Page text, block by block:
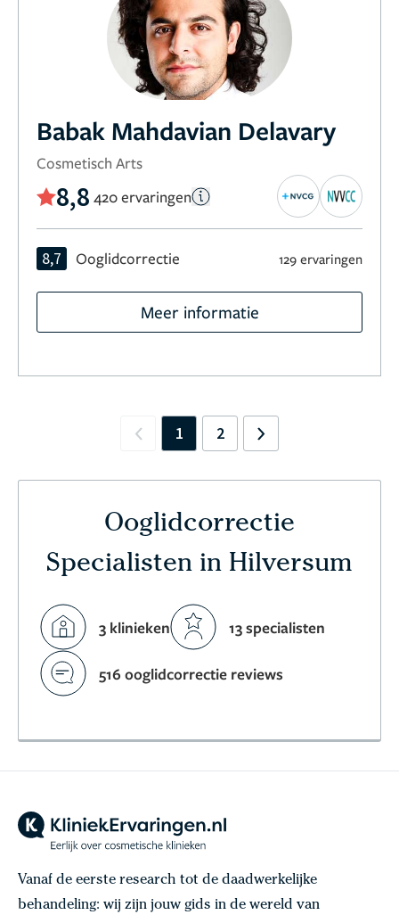
Babak Mahdavian Delavary
Cosmetisch Arts
8,8 420 ervaringen
8,7 Ooglidcorrectie 129 ervaringen
Meer informatie
Previous
1 2 Next
Ooglidcorrectie
Specialisten in Hilversum
3 klinieken 13 specialisten
516 ooglidcorrectie reviews
Vanaf de eerste research tot de daadwerkelijke
behandeling: wij zijn jouw gids in de wereld van